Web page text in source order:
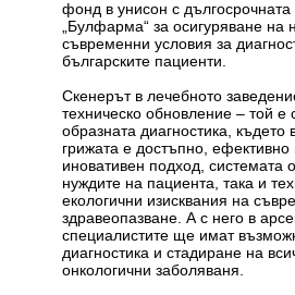
фонд в унисон с дългосрочната
„Булфарма“ за осигуряване на
съвременни условия за
българските пациенти.
Скенерът в лечебното
техническо обновление – той
образната диагностика, където
грижата е достъпно,
иновативен подход, системата
нуждите на пациента, така и
екологични изисквания на
здравеопазване. А с него в
специалистите ще имат
диагностика и стадиране на
онкологични заболяваня.